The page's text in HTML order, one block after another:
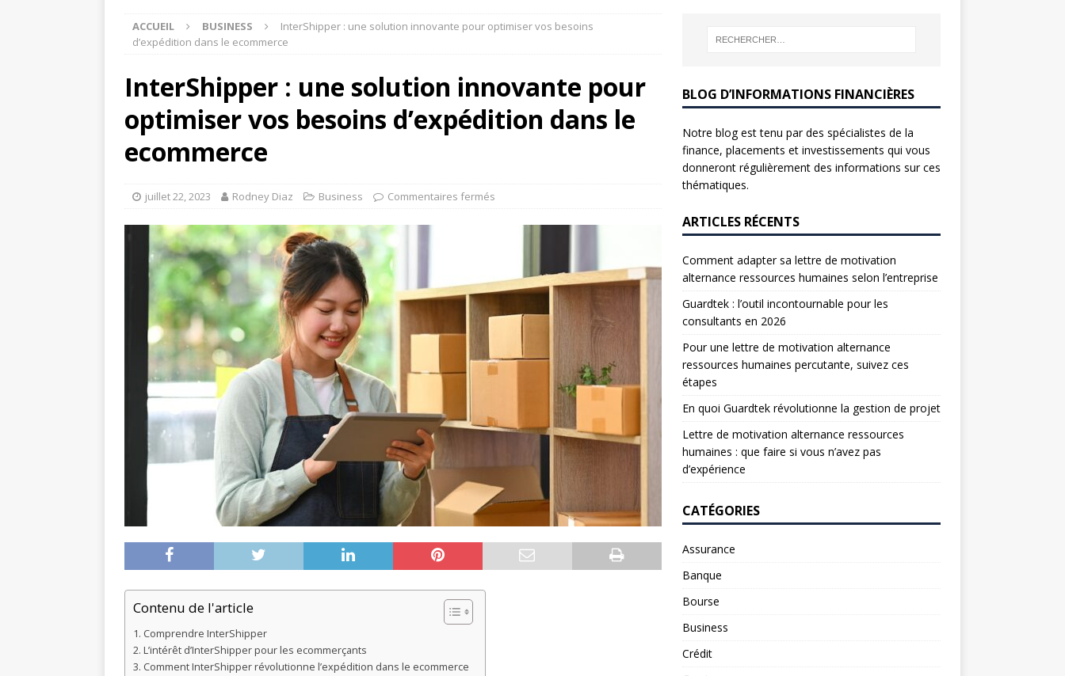
ACCUEIL BUSINESS
InterShipper : une solution innovante pour optimiser vos besoins
d’expédition dans le ecommerce
InterShipper : une solution innovante pour
optimiser vos besoins d’expédition dans le
ecommerce
juillet 22, 2023 Rodney Diaz Business Commentaires fermés
Contenu de l'article
Comprendre InterShipper
L’intérêt d’InterShipper pour les ecommerçants
Comment InterShipper révolutionne l’expédition dans le ecommerce
BLOG D’INFORMATIONS FINANCIÈRES
Notre blog est tenu par des spécialistes de la
finance, placements et investissements qui vous
donneront régulièrement des informations sur ces
thématiques.
ARTICLES RÉCENTS
Comment adapter sa lettre de motivation
alternance ressources humaines selon l’entreprise
Guardtek : l’outil incontournable pour les
consultants en 2026
Pour une lettre de motivation alternance
ressources humaines percutante, suivez ces
étapes
En quoi Guardtek révolutionne la gestion de projet
Lettre de motivation alternance ressources
humaines : que faire si vous n’avez pas
d’expérience
CATÉGORIES
Assurance
Banque
Bourse
Business
Crédit